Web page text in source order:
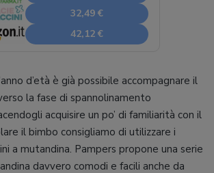
32,49 €
42,12 €
d’età è già possibile accompagnare il
la fase di spannolinamento
acquisire un po’ di familiarità con il
il bimbo consigliamo di utilizzare i
a mutandina. Pampers propone una serie
davvero comodi e facili anche da